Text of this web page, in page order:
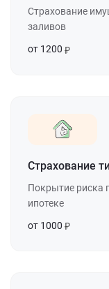
Страхование
заливов
от 1200
Страхование
Покрытие риска
ипотеке
от 1000